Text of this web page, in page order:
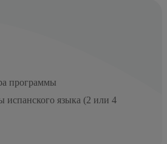
программы
испанского языка (2 или 4